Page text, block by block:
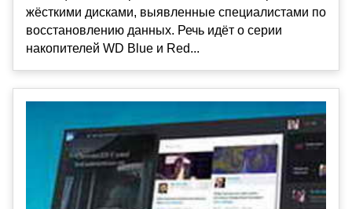
жёсткими дисками, выявленные специалистами по
восстановлению данных. Речь идёт о серии
накопителей WD Blue и Red...